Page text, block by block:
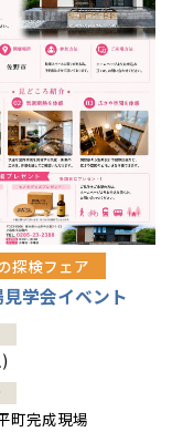
探検フェア
学会イベント
町完成現場